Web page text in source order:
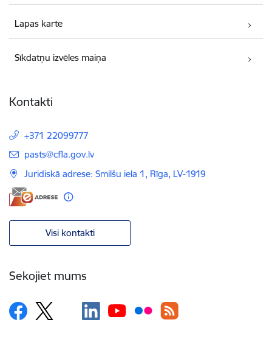
Lapas karte
Sīkdatņu izvēles maiņa
Kontakti
+371 22099777
E-pasts:
pasts@cfla.gov.lv
Juridiskā adrese: Smilšu iela 1, Rīga, LV-1919
Visi kontakti
Sekojiet mums